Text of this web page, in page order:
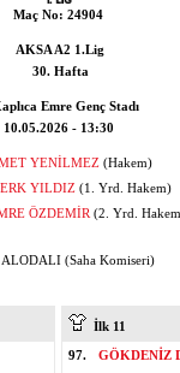
Maç No: 24904
AKSA A2 1.Lig
30. Hafta
Emre Genç Stadı
10.05.2026 - 13:30
YENİLMEZ (Hakem)
YILDIZ (1. Yrd. Hakem)
ÖZDEMİR (2. Yrd.
(Saha Komiseri)
İlk 11
97.
GÖKDENİZ